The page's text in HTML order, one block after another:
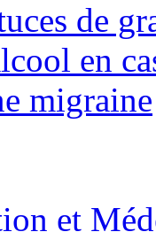
de
en
migraine
et